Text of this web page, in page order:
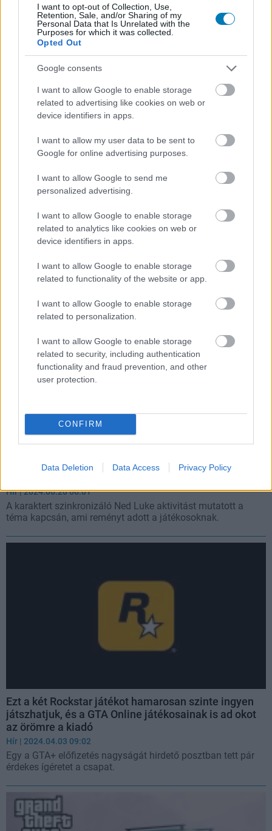
I want to opt-out of Collection, Use,
Retention, Sale, and/or Sharing of my
Personal Data that Is Unrelated with the
Purposes for which it was collected.
Opted Out
Google consents
I want to allow Google to enable storage
related to advertising like cookies on web or
device identifiers in apps.
I want to allow my user data to be sent to
Google for online advertising purposes.
I want to allow Google to send me
personalized advertising.
I want to allow Google to enable storage
related to analytics like cookies on web or
device identifiers in apps.
I want to allow Google to enable storage
related to functionality of the website or app.
I want to allow Google to enable storage
related to personalization.
I want to allow Google to enable storage
related to security, including authentication
functionality and fraud prevention, and other
user protection.
CONFIRM
Data Deletion Data Access Privacy Policy
| 2024.07.06 09:29
A Rockstar egyik munkatársa most megerősítette, amit mind
sejtettünk: ha egy kiadó mocskosul sok pénzt keres, akkor
ott elkezdenek rossz döntéseket hozni.
Több tárgy is átkerülhetett a GTA VI-ból a GTA Online-
Ha valaki, akkor a Rockstar tényleg tudja, hogyan kell hype-
ot generálni.
Most akkor bekerül Michael a GTA Online-ba vagy
Hír| 2024.06.20 06:01
A karaktert szinkronizáló Ned Luke aktivitást mutatott a
téma kapcsán, ami reményt adott a játékosoknak.
Ezt a két Rockstar játékot hamarosan szinte ingyen
játszhatjuk, és a GTA Online játékosainak is ad okot
az örömre a kiadó
Hír | 2024.04.03 09:02
Egy a GTA+ előfizetés nagyságát hirdető posztban tett pár
érdekes ígéretet a csapat.